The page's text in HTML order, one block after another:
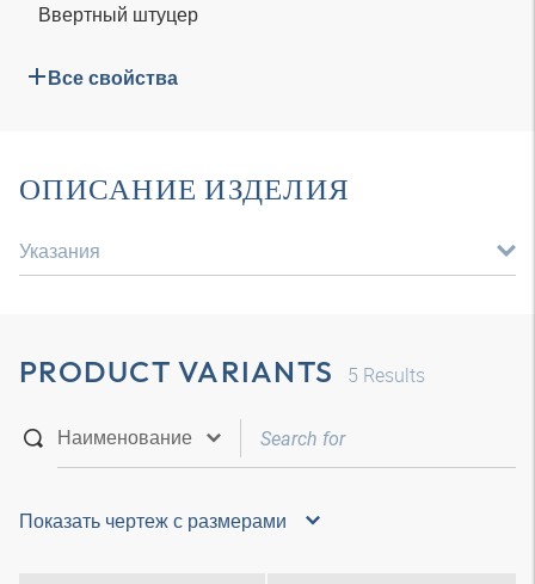
Ввертный штуцер
Все свойства
ОПИСАНИЕ ИЗДЕЛИЯ
Указания
PRODUCT VARIANTS 5 Results
Показать чертеж с размерами